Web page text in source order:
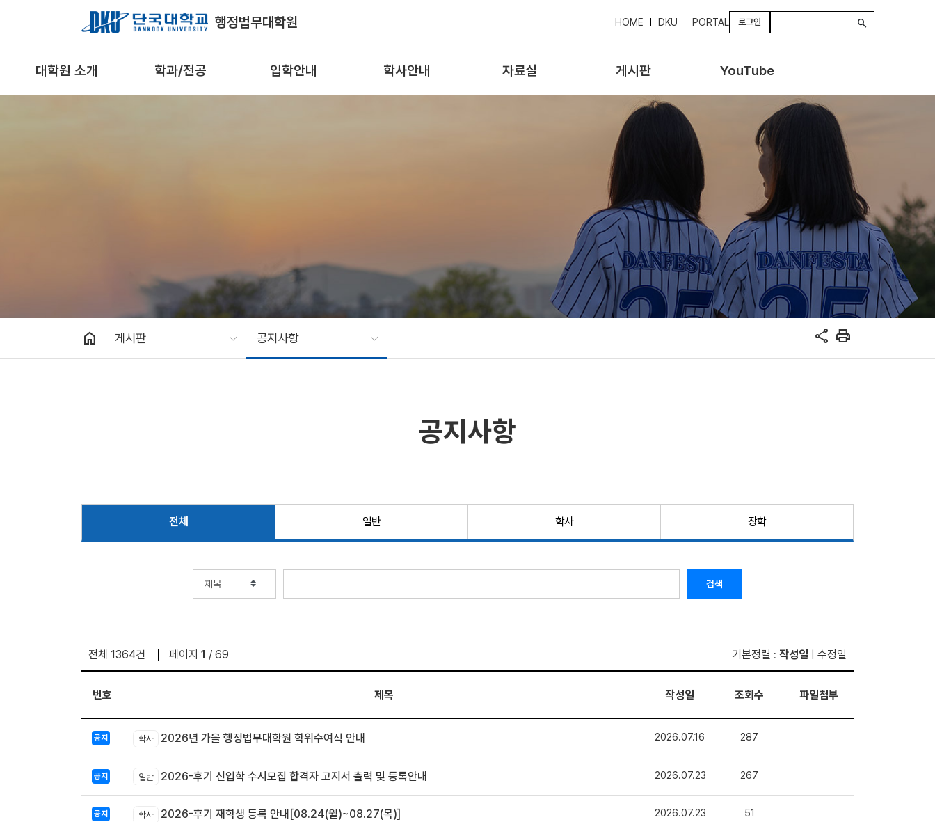
Skip to Main Content
행정법무대학원 HOME DKU PORTAL 로그인 search
대학원 소개 학과/전공 입학안내 학사안내 자료실 게시판 YouTube
home 게시판 공지사항 share print
공지사항
전체 일반 학사 장학
검색
전체 1364건 페이지 1 / 69 기본정렬 : 작성일 수정일
번호 제목 작성일 조회수 파일첨부
공지 학사 2026년 가을 행정법무대학원 학위수여식 안내 2026.07.16 287
공지 일반 2026-후기 신입학 수시모집 합격자 고지서 출력 및 등록안내 2026.07.23 267
공지 학사 2026-후기 재학생 등록 안내[08.24(월)~08.27(목)] 2026.07.23 51